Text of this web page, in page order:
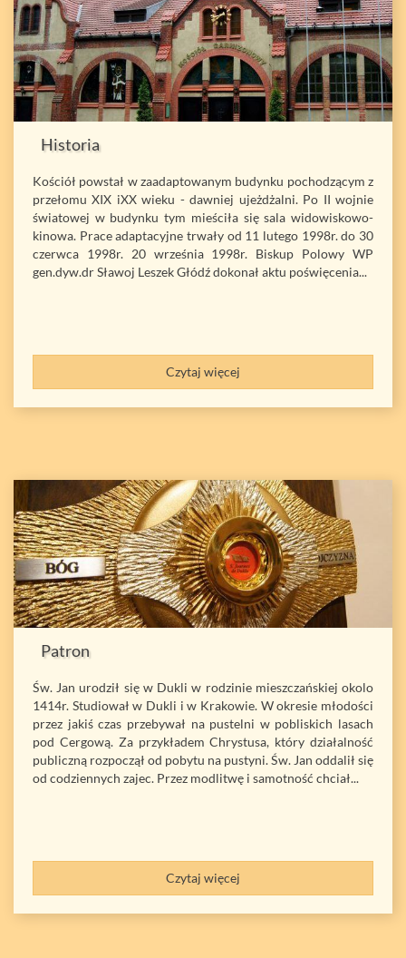
Historia
Kościół powstał w zaadaptowanym budynku pochodzącym z
przełomu XIX iXX wieku - dawniej ujeżdżalni. Po II wojnie
światowej w budynku tym mieściła się sala widowiskowo-
kinowa. Prace adaptacyjne trwały od 11 lutego 1998r. do 30
czerwca 1998r. 20 września 1998r. Biskup Polowy WP
gen.dyw.dr Sławoj Leszek Głódź dokonał aktu poświęcenia...
Czytaj więcej
Patron
Św. Jan urodził się w Dukli w rodzinie mieszczańskiej okolo
1414r. Studiował w Dukli i w Krakowie. W okresie młodości
przez jakiś czas przebywał na pustelni w pobliskich lasach
pod Cergową. Za przykładem Chrystusa, który działalność
publiczną rozpoczął od pobytu na pustyni. Św. Jan oddalił się
od codziennych zajec. Przez modlitwę i samotność chciał...
Czytaj więcej